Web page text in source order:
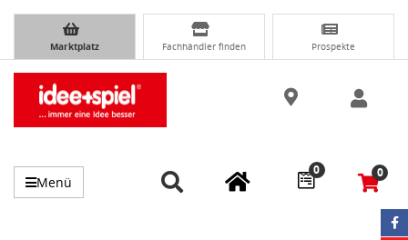
Marktplatz Fachhändler finden Prospekte
Menü
0 0